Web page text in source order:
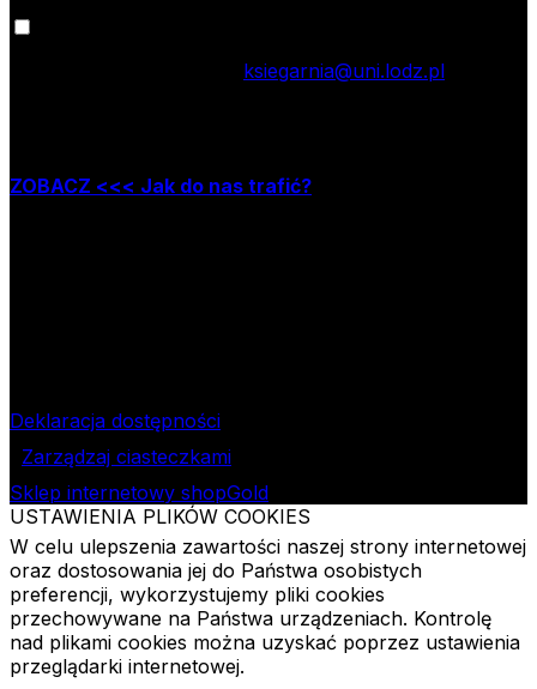
ksiegarnia@uni.lodz.pl
ZOBACZ <<< Jak do nas trafić?
Deklaracja dostępności
Zarządzaj ciasteczkami
Sklep internetowy shopGold
USTAWIENIA PLIKÓW COOKIES
W celu ulepszenia zawartości naszej strony internetowej
oraz dostosowania jej do Państwa osobistych
preferencji, wykorzystujemy pliki cookies
przechowywane na Państwa urządzeniach. Kontrolę
nad plikami cookies można uzyskać poprzez ustawienia
przeglądarki internetowej.